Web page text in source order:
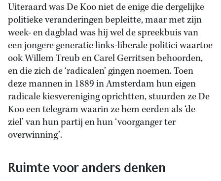
Uiteraard was De Koo niet de enige die dergelijke
politieke veranderingen bepleitte, maar met zijn
week- en dagblad was hij wel de spreekbuis van
een jongere generatie links-liberale politici waartoe
ook Willem Treub en Carel Gerritsen behoorden,
en die zich de ‘radicalen’ gingen noemen. Toen
deze mannen in 1889 in Amsterdam hun eigen
radicale kiesvereniging oprichtten, stuurden ze De
Koo een telegram waarin ze hem eerden als ‘de
ziel’ van hun partij en hun ‘voorganger ter
overwinning’.
Ruimte voor anders denken